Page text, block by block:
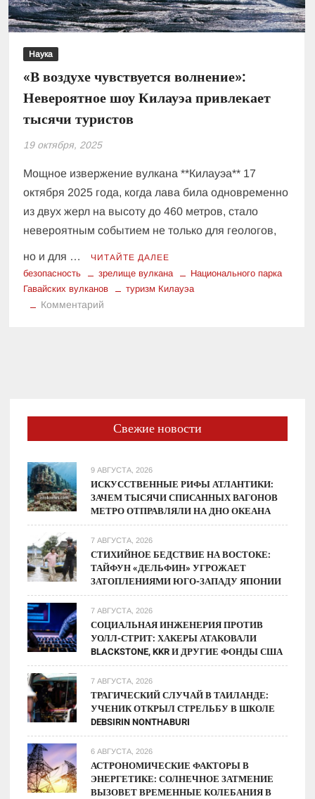
Наука
«В воздухе чувствуется волнение»:
Невероятное шоу Килауэа привлекает
тысячи туристов
19 октября, 2025
Мощное извержение вулкана **Килауэа** 17
октября 2025 года, когда лава била одновременно
из двух жерл на высоту до 460 метров, стало
невероятным событием не только для геологов,
но и для … ЧИТАЙТЕ ДАЛЕЕ
безопасность зрелище вулкана
Национального парка
Гавайских вулканов
туризм Килауэа
Комментарий
Килауэа
привлекает
туристов
Свежие новости
9 АВГУСТА, 2026
ИСКУССТВЕННЫЕ РИФЫ АТЛАНТИКИ:
ЗАЧЕМ ТЫСЯЧИ СПИСАННЫХ ВАГОНОВ
МЕТРО ОТПРАВЛЯЛИ НА ДНО ОКЕАНА
7 АВГУСТА, 2026
СТИХИЙНОЕ БЕДСТВИЕ НА ВОСТОКЕ:
ТАЙФУН «ДЕЛЬФИН» УГРОЖАЕТ
ЗАТОПЛЕНИЯМИ ЮГО-ЗАПАДУ ЯПОНИИ
7 АВГУСТА, 2026
СОЦИАЛЬНАЯ ИНЖЕНЕРИЯ ПРОТИВ
УОЛЛ-СТРИТ: ХАКЕРЫ АТАКОВАЛИ
BLACKSTONE, KKR И ДРУГИЕ ФОНДЫ США
7 АВГУСТА, 2026
ТРАГИЧЕСКИЙ СЛУЧАЙ В ТАИЛАНДЕ:
УЧЕНИК ОТКРЫЛ СТРЕЛЬБУ В ШКОЛЕ
DEBSIRIN NONTHABURI
6 АВГУСТА, 2026
АСТРОНОМИЧЕСКИЕ ФАКТОРЫ В
ЭНЕРГЕТИКЕ: СОЛНЕЧНОЕ ЗАТМЕНИЕ
ВЫЗОВЕТ ВРЕМЕННЫЕ КОЛЕБАНИЯ В